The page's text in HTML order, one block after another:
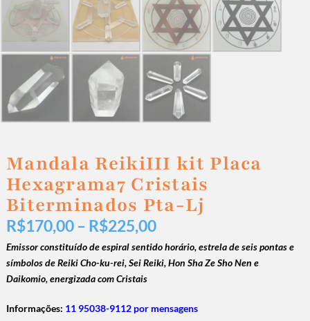
Mandala ReikiIII kit Placa
Hexagrama7 Cristais
Biterminados Pta-Lj
R$170,00 – R$225,00
Emissor constituído de espiral sentido horário, estrela de seis pontas e
símbolos de Reiki Cho-ku-rei, Sei Reiki, Hon Sha Ze Sho Nen e
Daikomio, energizada com Cristais
Informações: 11 95038-9112 por mensagens